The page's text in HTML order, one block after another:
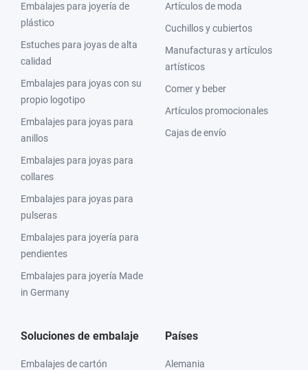
Embalajes para joyería de
plástico
Estuches para joyas de alta
calidad
Embalajes para joyas con su
propio logotipo
Embalajes para joyas para
anillos
Embalajes para joyas para
collares
Embalajes para joyas para
pulseras
Embalajes para joyería para
pendientes
Embalajes para joyería Made
in Germany
Artículos de moda
Cuchillos y cubiertos
Manufacturas y artículos
artísticos
Comer y beber
Artículos promocionales
Cajas de envío
Soluciones de embalaje
Embalajes de cartón
Países
Alemania